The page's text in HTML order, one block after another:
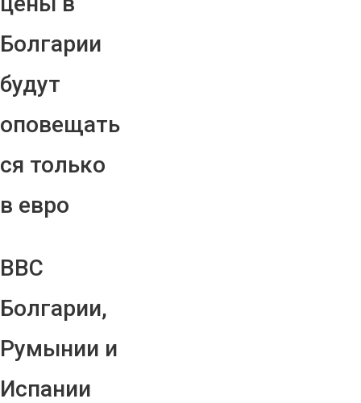
Болгарии
будут
оповещать
ся только
в евро
ВВС
Болгарии,
Румынии и
Испании